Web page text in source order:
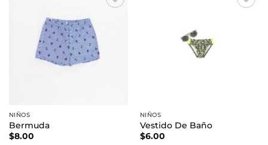
deseos
NIÑOS
Bermuda
$8.00
NIÑOS
Vestido De Baño
$6.00